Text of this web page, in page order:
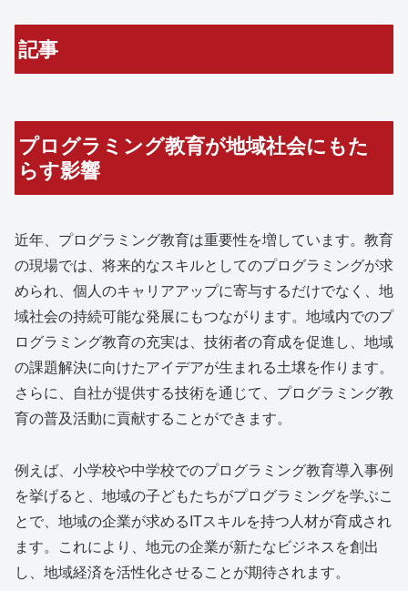
記事
プログラミング教育が地域社会にもた
らす影響
近年、プログラミング教育は重要性を増しています。教育
の現場では、将来的なスキルとしてのプログラミングが求
められ、個人のキャリアアップに寄与するだけでなく、地
域社会の持続可能な発展にもつながります。地域内でのプ
ログラミング教育の充実は、技術者の育成を促進し、地域
の課題解決に向けたアイデアが生まれる土壌を作ります。
さらに、自社が提供する技術を通じて、プログラミング教
育の普及活動に貢献することができます。
例えば、小学校や中学校でのプログラミング教育導入事例
を挙げると、地域の子どもたちがプログラミングを学ぶこ
とで、地域の企業が求めるITスキルを持つ人材が育成され
ます。これにより、地元の企業が新たなビジネスを創出
し、地域経済を活性化させることが期待されます。